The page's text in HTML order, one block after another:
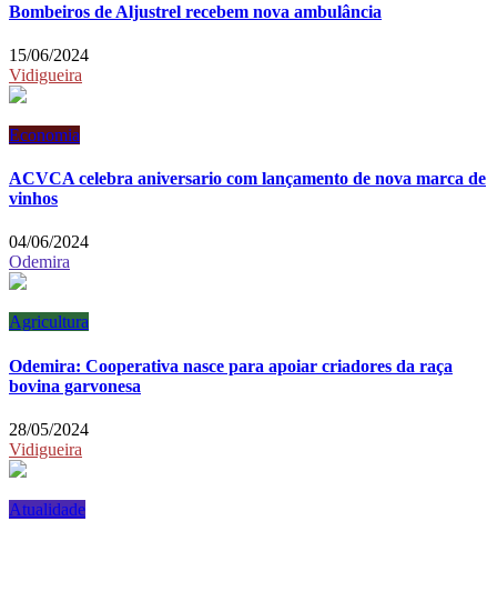
Bombeiros de Aljustrel recebem nova ambulância
15/06/2024
Vidigueira
Economia
ACVCA celebra aniversario com lançamento de nova marca de
vinhos
04/06/2024
Odemira
Agricultura
Odemira: Cooperativa nasce para apoiar criadores da raça
bovina garvonesa
28/05/2024
Vidigueira
Atualidade